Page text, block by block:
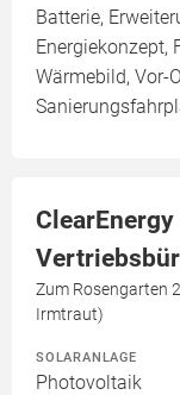
Batterie,
Energiekonzept,
Wärmebild, Vor-
Zum Rosengarten
Irmtraut)
SOLARANLAGE
Photovoltaik